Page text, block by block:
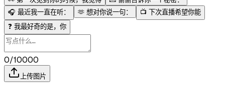
🎧 最近我一直在听： 🫶 想对你说一句： 📺 下次直播希望你能
❓ 我最好奇的是，你
0/10000
上传图片